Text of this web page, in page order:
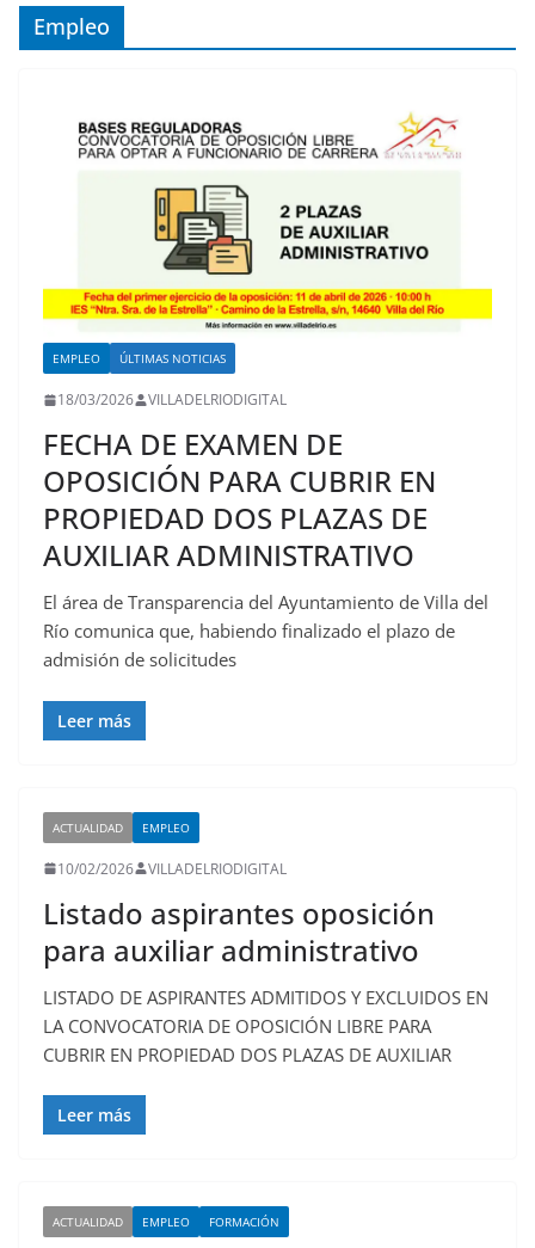
Empleo
EMPLEO ÚLTIMAS NOTICIAS
18/03/2026 VILLADELRIODIGITAL
FECHA DE EXAMEN DE
OPOSICIÓN PARA CUBRIR EN
PROPIEDAD DOS PLAZAS DE
AUXILIAR ADMINISTRATIVO
El área de Transparencia del Ayuntamiento de Villa del
Río comunica que, habiendo finalizado el plazo de
admisión de solicitudes
Leer más
ACTUALIDAD EMPLEO
10/02/2026 VILLADELRIODIGITAL
Listado aspirantes oposición
para auxiliar administrativo
LISTADO DE ASPIRANTES ADMITIDOS Y EXCLUIDOS EN
LA CONVOCATORIA DE OPOSICIÓN LIBRE PARA
CUBRIR EN PROPIEDAD DOS PLAZAS DE AUXILIAR
Leer más
ACTUALIDAD EMPLEO FORMACIÓN